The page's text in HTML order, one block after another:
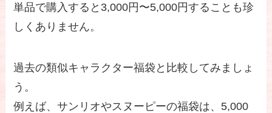
単品で購入すると3,000円〜5,000円することも珍
しくありません。
過去の類似キャラクター福袋と比較してみましょ
う。
例えば、サンリオやスヌーピーの福袋は、5,000